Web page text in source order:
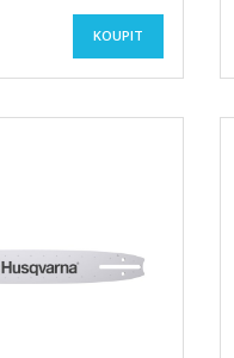
KOUPIT